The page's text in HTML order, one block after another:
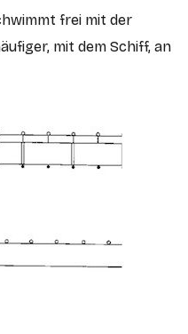
frei mit der
mit dem Schiff, an